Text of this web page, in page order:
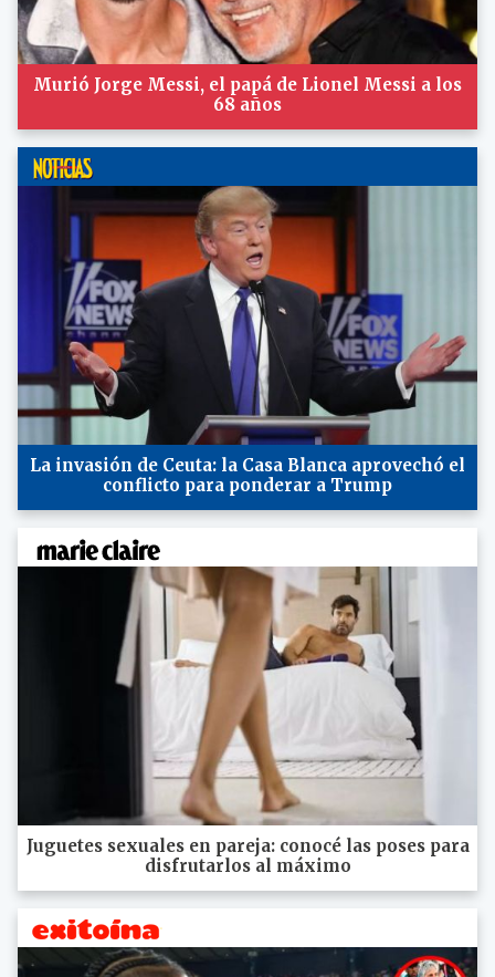
Murió Jorge Messi, el papá de Lionel Messi a los
68 años
La invasión de Ceuta: la Casa Blanca aprovechó el
conflicto para ponderar a Trump
Juguetes sexuales en pareja: conocé las poses para
disfrutarlos al máximo